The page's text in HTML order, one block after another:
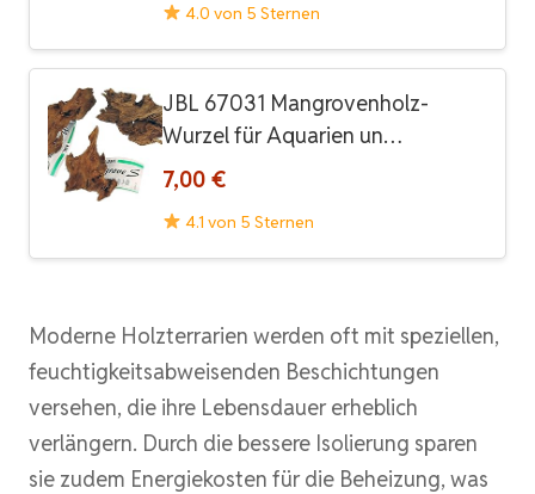
4.0 von 5 Sternen
JBL 67031 Mangrovenholz-
Wurzel für Aquarien un…
7,00 €
4.1 von 5 Sternen
Moderne Holzterrarien werden oft mit speziellen,
feuchtigkeitsabweisenden Beschichtungen
versehen, die ihre Lebensdauer erheblich
verlängern. Durch die bessere Isolierung sparen
sie zudem Energiekosten für die Beheizung, was